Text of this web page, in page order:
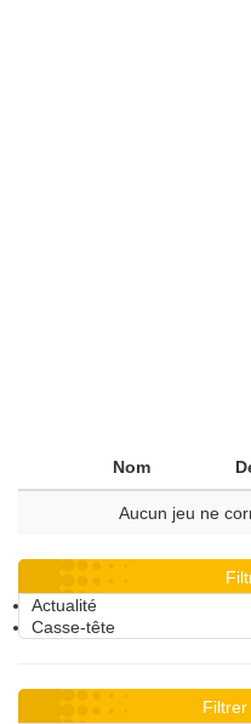
Nom
Aucun jeu ne
Actualité
Casse-tête